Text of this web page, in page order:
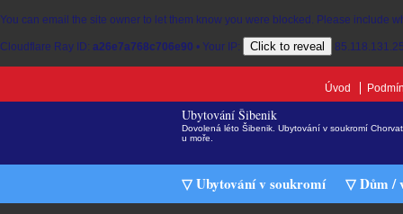
You can email the site owner to let them know you were blocked. Please include
Cloudflare Ray ID: a26e7a768c706e90 • Your IP: Click to reveal
Úvod
Ubytování Šibenik
Dovolená léto Šibenik. Ubytování v soukromí
u moře.
▽ Ubytování v soukromí ▽ Dům /